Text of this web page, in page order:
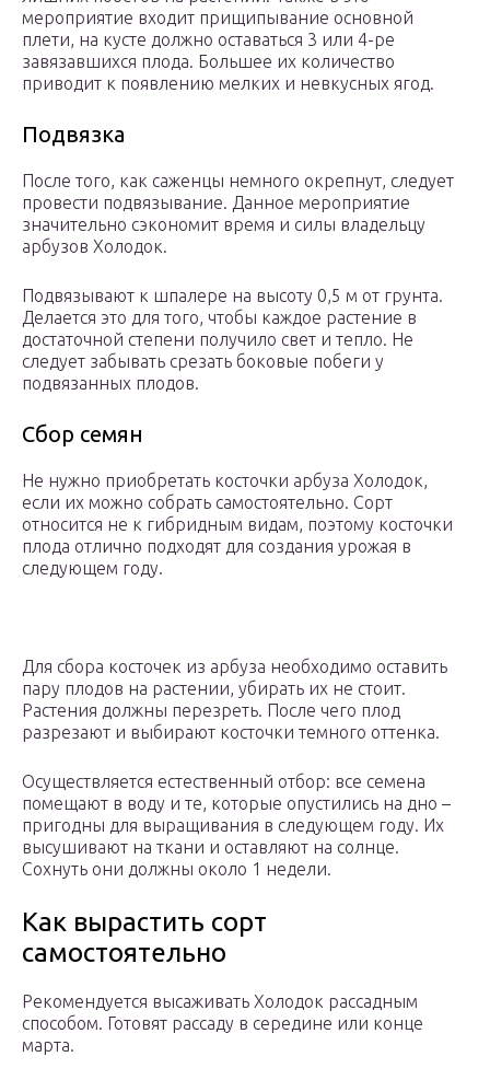
мероприятие входит прищипывание основной
плети, на кусте должно оставаться 3 или 4-ре
завязавшихся плода. Большее их количество
приводит к появлению мелких и невкусных ягод.
Подвязка
После того, как саженцы немного окрепнут, следует
провести подвязывание. Данное мероприятие
значительно сэкономит время и силы владельцу
арбузов Холодок.
Подвязывают к шпалере на высоту 0,5 м от грунта.
Делается это для того, чтобы каждое растение в
достаточной степени получило свет и тепло. Не
следует забывать срезать боковые побеги у
подвязанных плодов.
Сбор семян
Не нужно приобретать косточки арбуза Холодок,
если их можно собрать самостоятельно. Сорт
относится не к гибридным видам, поэтому косточки
плода отлично подходят для создания урожая в
следующем году.
Для сбора косточек из арбуза необходимо оставить
пару плодов на растении, убирать их не стоит.
Растения должны перезреть. После чего плод
разрезают и выбирают косточки темного оттенка.
Осуществляется естественный отбор: все семена
помещают в воду и те, которые опустились на дно –
пригодны для выращивания в следующем году. Их
высушивают на ткани и оставляют на солнце.
Сохнуть они должны около 1 недели.
Как вырастить сорт
самостоятельно
Рекомендуется высаживать Холодок рассадным
способом. Готовят рассаду в середине или конце
марта.